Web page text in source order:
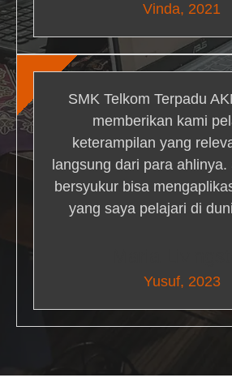
Vinda, 2021
SMK Telkom Terpadu
memberikan kami
keterampilan yang
langsung dari para
bersyukur bisa
yang saya pelajari di
Yusuf, 2023